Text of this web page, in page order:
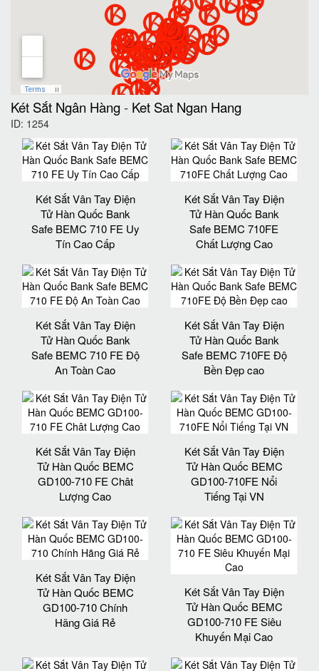
Két Sắt Ngân Hàng- Ket Sat Ngan Hang
ID: 1254
Két Sắt Vân Tay Điện
Tử Hàn Quốc Bank
Safe BEMC 710 FE Uy
Tín Cao Cấp
Két Sắt Vân Tay Điện
Tử Hàn Quốc Bank
Safe BEMC 710FE
Chất Lượng Cao
Két Sắt Vân Tay Điện
Tử Hàn Quốc Bank
Safe BEMC 710 FE Độ
An Toàn Cao
Két Sắt Vân Tay Điện
Tử Hàn Quốc Bank
Safe BEMC 710FE Độ
Bền Đẹp cao
Két Sắt Vân Tay Điện
Tử Hàn Quốc BEMC
GD100-710 FE Chât
Lượng Cao
Két Sắt Vân Tay Điện
Tử Hàn Quốc BEMC
GD100-710FE Nổi
Tiếng Tại VN
Két Sắt Vân Tay Điện
Tử Hàn Quốc BEMC
GD100-710 Chính
Hãng Giá Rẻ
Két Sắt Vân Tay Điện
Tử Hàn Quốc BEMC
GD100-710 FE Siêu
Khuyến Mại Cao